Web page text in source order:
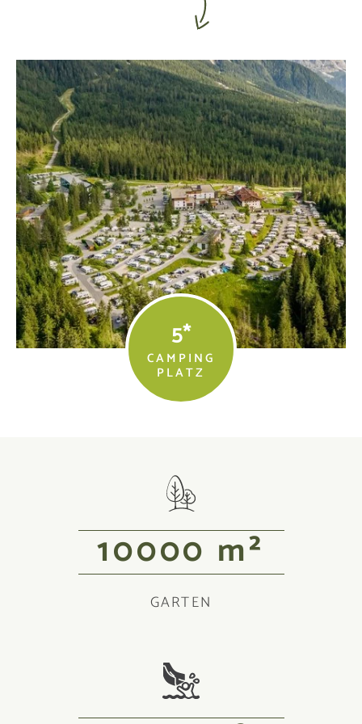
5*
CAMPING
PLATZ
10000 m²
GARTEN